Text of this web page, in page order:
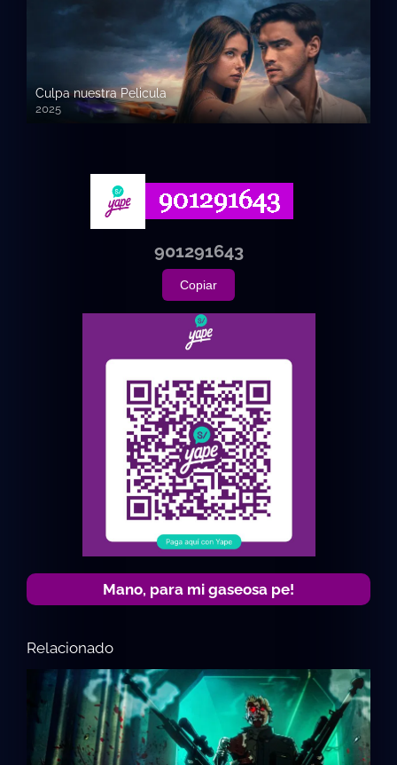
Culpa nuestra Pelicula
2025
720p HD
901291643
Copiar
Mano, para mi gaseosa pe!
Relacionado